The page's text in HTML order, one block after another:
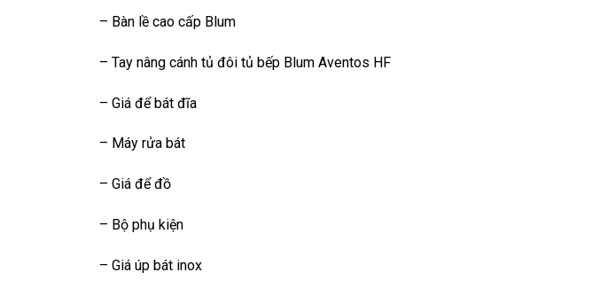
– Bàn lề cao cấp Blum
– Tay nâng cánh tủ đôi tủ bếp Blum Aventos HF
– Giá để bát đĩa
– Máy rửa bát
– Giá để đồ
– Bộ phụ kiện
– Giá úp bát inox